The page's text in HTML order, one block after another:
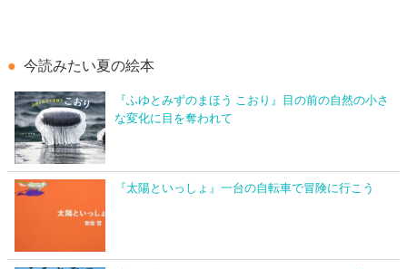
今読みたい夏の絵本
『ふゆとみずのまほう こおり』目の前の自然の小さ
な変化に目を奪われて
『太陽といっしょ』一台の自転車で冒険に行こう